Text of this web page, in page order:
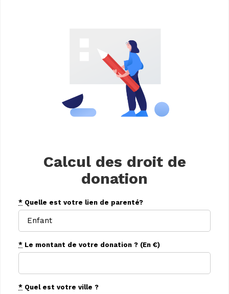
Calcul des droit de
donation
* Quelle est votre lien de parenté?
* Le montant de votre donation ? (En €)
* Quel est votre ville ?